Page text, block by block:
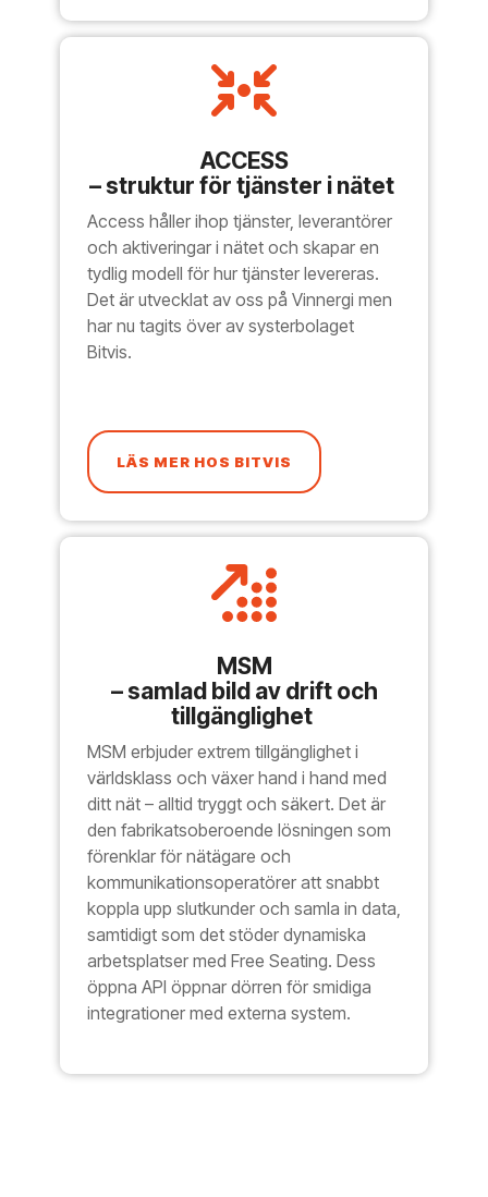
ACCESS
– struktur för tjänster i nätet
Access håller ihop tjänster, leverantörer
och aktiveringar i nätet och skapar en
tydlig modell för hur tjänster levereras.
Det är utvecklat av oss på Vinnergi men
har nu tagits över av systerbolaget
Bitvis.
LÄS MER HOS BITVIS
MSM
– samlad bild av drift och
tillgänglighet
MSM erbjuder extrem tillgänglighet i
världsklass och växer hand i hand med
ditt nät – alltid tryggt och säkert. Det är
den fabrikatsoberoende lösningen som
förenklar för nätägare och
kommunikationsoperatörer att snabbt
koppla upp slutkunder och samla in data,
samtidigt som det stöder dynamiska
arbetsplatser med Free Seating. Dess
öppna API öppnar dörren för smidiga
integrationer med externa system.